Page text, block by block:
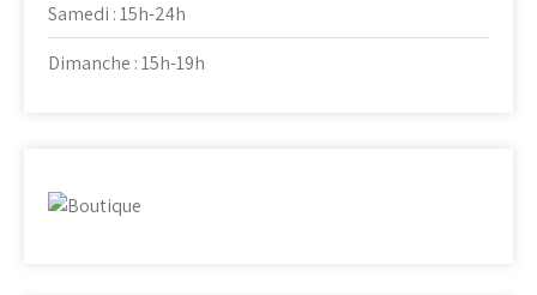
Samedi : 15h-24h
Dimanche : 15h-19h